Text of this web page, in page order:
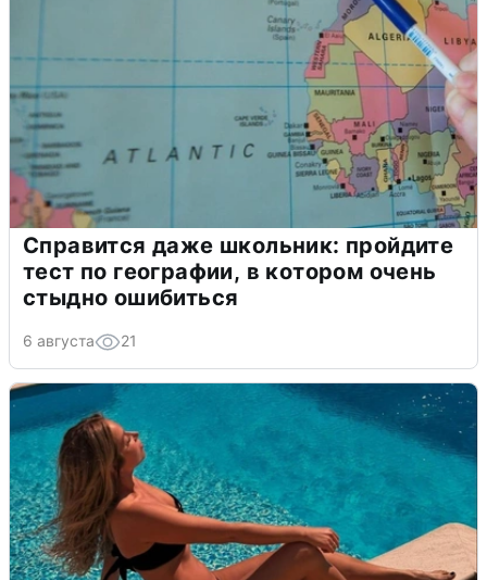
Справится даже школьник: пройдите
тест по географии, в котором очень
стыдно ошибиться
6 августа 21